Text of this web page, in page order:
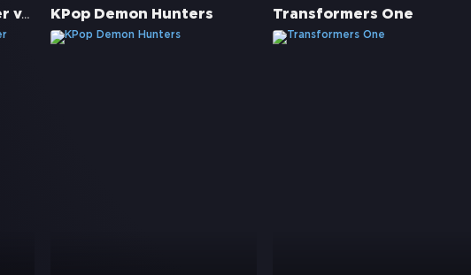
TinkerBell - Ein Sommer voller Abenteuer KPop Demon Hunters Transformers One